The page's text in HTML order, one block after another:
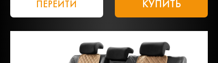
ПЕРЕЙТИ КУПИТЬ